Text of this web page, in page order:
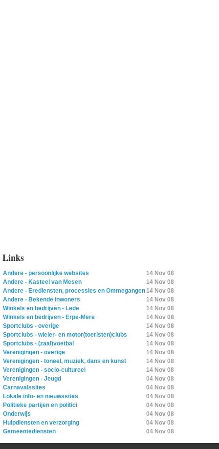
Links
Andere - persoonlijke websites
14 Nov 08
Andere - Kasteel van Mesen
14 Nov 08
Andere - Erediensten, processies en Ommegangen14 Nov 08
Andere - Bekende inwoners
14 Nov 08
Winkels en bedrijven - Lede
14 Nov 08
Winkels en bedrijven - Erpe-Mere
14 Nov 08
Sportclubs - overige
14 Nov 08
Sportclubs - wieler- en motor(toeristen)clubs
14 Nov 08
Sportclubs - (zaal)voetbal
14 Nov 08
Verenigingen - overige
14 Nov 08
Verenigingen - toneel, muziek, dans en kunst
14 Nov 08
Verenigingen - socio-cultureel
14 Nov 08
Verenigingen - Jeugd
04 Nov 08
Carnavalssites
04 Nov 08
Lokale info- en nieuwssites
04 Nov 08
Politieke partijen en politici
04 Nov 08
Onderwijs
04 Nov 08
Hulpdiensten en verzorging
04 Nov 08
Gemeentediensten
04 Nov 08